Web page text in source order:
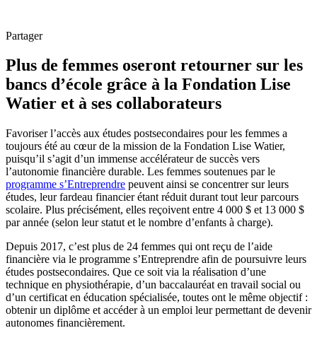
Partager
Plus de femmes oseront retourner sur les
bancs d’école grâce à la Fondation Lise
Watier et à ses collaborateurs
Favoriser l’accès aux études postsecondaires pour les femmes a
toujours été au cœur de la mission de la Fondation Lise Watier,
puisqu’il s’agit d’un immense accélérateur de succès vers
l’autonomie financière durable. Les femmes soutenues par le
programme s’Entreprendre peuvent ainsi se concentrer sur leurs
études, leur fardeau financier étant réduit durant tout leur parcours
scolaire. Plus précisément, elles reçoivent entre 4 000 $ et 13 000 $
par année (selon leur statut et le nombre d’enfants à charge).
Depuis 2017, c’est plus de 24 femmes qui ont reçu de l’aide
financière via le programme s’Entreprendre afin de poursuivre leurs
études postsecondaires. Que ce soit via la réalisation d’une
technique en physiothérapie, d’un baccalauréat en travail social ou
d’un certificat en éducation spécialisée, toutes ont le même objectif :
obtenir un diplôme et accéder à un emploi leur permettant de devenir
autonomes financièrement.